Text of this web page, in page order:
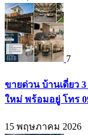
7
ขายด่วน บ้านเดี่ยว
ใหม่ พร้อมอยู่ โทร
15 พฤษภาคม 2026